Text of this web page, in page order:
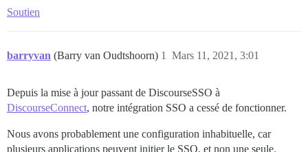
Soutien
barryvan (Barry van Oudtshoorn) Mars 11, 2021, 3:01
1
Depuis la mise à jour passant de DiscourseSSO à
DiscourseConnect, notre intégration SSO a cessé de fonctionner.
Nous avons probablement une configuration inhabituelle, car
plusieurs applications peuvent initier le SSO, et non une seule.